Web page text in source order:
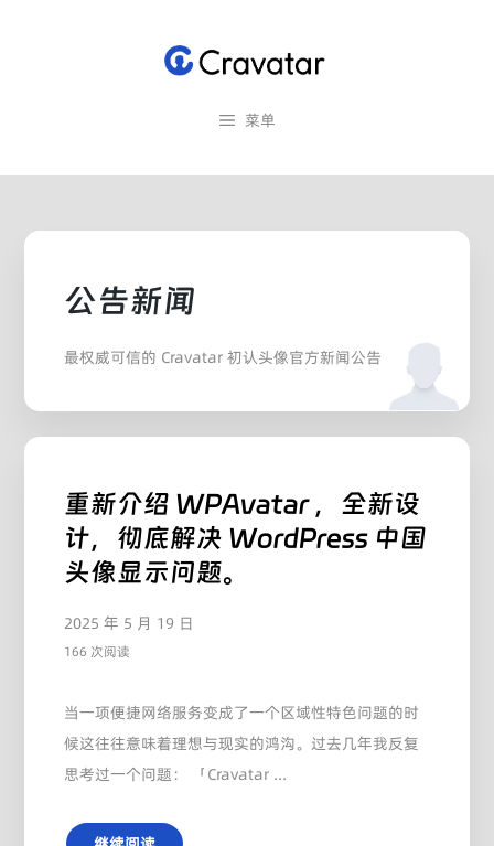
菜单
公告新闻
最权威可信的 Cravatar 初认头像官方新闻公告
重新介绍 WPAvatar ，全新设
计，彻底解决 WordPress 中国
头像显示问题。
2025 年 5 月 19 日
166 次阅读
当一项便捷网络服务变成了一个区域性特色问题的时
候这往往意味着理想与现实的鸿沟。过去几年我反复
思考过一个问题： 「Cravatar ...